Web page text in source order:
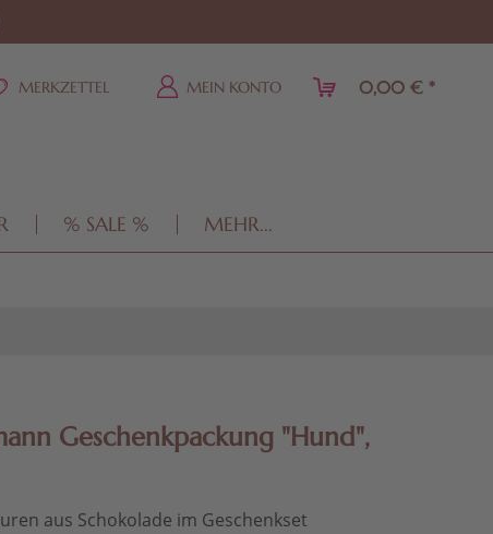
MERKZETTEL MEIN KONTO 0,00 € *
% SALE % MEHR...
Geschenkpackung "Hund",
aus Schokolade im Geschenkset